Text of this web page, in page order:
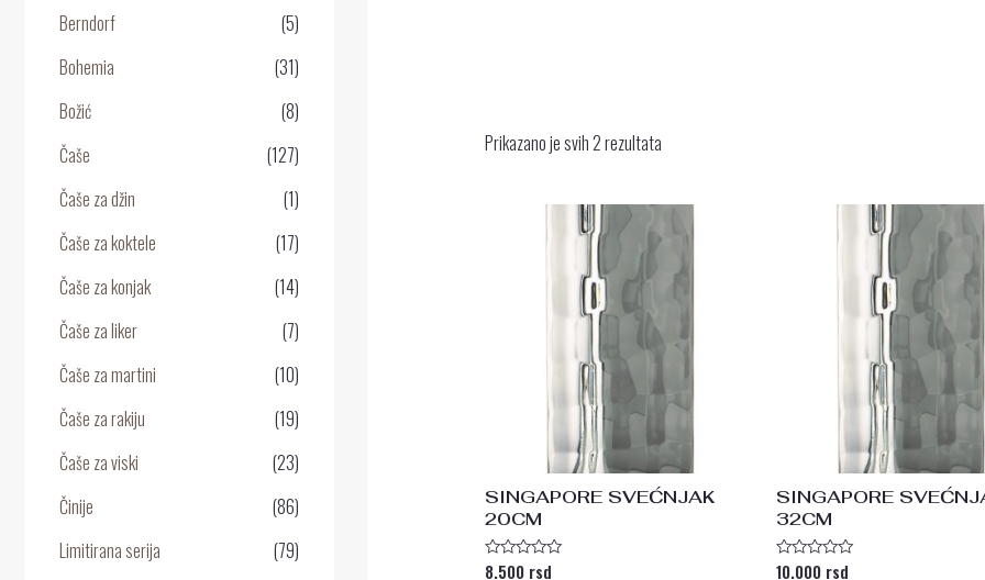
Berndorf
(5)
Bohemia
(31)
Božić
(8)
Čaše
(127)
Čaše za džin
(1)
Čaše za koktele
(17)
Čaše za konjak
(14)
Čaše za liker
(7)
Čaše za martini
(10)
Čaše za rakiju
(19)
Čaše za viski
(23)
Činije
(86)
Limitirana serija
(79)
Prikazano je svih 2 rezultata
SINGAPORE SVEĆNJAK
20CM
Ocenjeno
8.500 rsd
SINGAPORE
32CM
Ocenjeno
10.000 rsd